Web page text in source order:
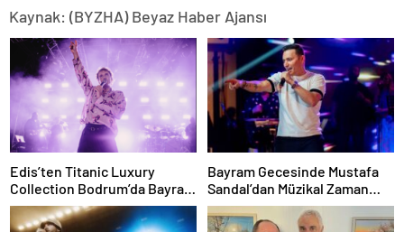
Kaynak: (BYZHA) Beyaz Haber Ajansı
Edis’ten Titanic Luxury
Collection Bodrum’da Bayram
Gecesine Damga Vuran
Performans
Bayram Gecesinde Mustafa
Sandal’dan Müzikal Zaman
Yolculuğu